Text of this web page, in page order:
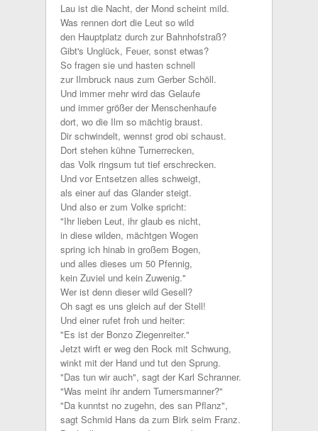
Lau ist die Nacht, der Mond scheint mild.
Was rennen dort die Leut so wild
den Hauptplatz durch zur Bahnhofstraß?
Gibt's Unglück, Feuer, sonst etwas?
So fragen sie und hasten schnell
zur Ilmbruck naus zum Gerber Schöll.
Und immer mehr wird das Gelaufe
und immer größer der Menschenhaufe
dort, wo die Ilm so mächtig braust.
Dir schwindelt, wennst grod obi schaust.
Dort stehen kühne Turnerrecken,
das Volk ringsum tut tief erschrecken.
Und vor Entsetzen alles schweigt,
als einer auf das Glander steigt.
Und also er zum Volke spricht:
"Ihr lieben Leut, ihr glaub es nicht,
in diese wilden, mächtgen Wogen
spring ich hinab in großem Bogen,
und alles dieses um 50 Pfennig,
kein Zuviel und kein Zuwenig."
Wer ist denn dieser wild Gesell?
Oh sagt es uns gleich auf der Stell!
Und einer rufet froh und heiter:
"Es ist der Bonzo Ziegenreiter."
Jetzt wirft er weg den Rock mit Schwung,
winkt mit der Hand und tut den Sprung.
"Das tun wir auch", sagt der Karl Schranner.
"Was meint ihr andern Turnersmanner?"
"Da kunntst no zugehn, des san Pflanz",
sagt Schmid Hans da zum Birk seim Franz.